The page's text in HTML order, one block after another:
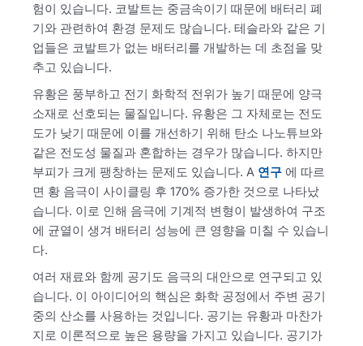
험이 있습니다. 코발트는 중금속이기 때문에 배터리 폐
기와 관련하여 환경 문제도 많습니다. 테슬라와 같은 기
업들은 코발트가 없는 배터리를 개발하는 데 초점을 맞
추고 있습니다.
유황은 풍부하고 전기 화학적 전위가 높기 때문에 양극
소재로 선호되는 물질입니다. 유황은 그 자체로는 전도
도가 낮기 때문에 이를 개선하기 위해 탄소 나노튜브와
같은 전도성 물질과 혼합하는 경우가 많습니다. 하지만
부피가 크게 팽창하는 문제도 있습니다. A 연구 에 따르
면 황 음극이 사이클링 후 170% 증가한 것으로 나타났
습니다. 이로 인해 음극에 기계적 변형이 발생하여 구조
에 균열이 생겨 배터리 성능에 큰 영향을 미칠 수 있습니
다.
여러 재료와 함께 공기도 음극의 대안으로 연구되고 있
습니다. 이 아이디어의 핵심은 화학 공정에서 주변 공기
중의 산소를 사용하는 것입니다. 공기는 유황과 마찬가
지로 이론적으로 높은 용량을 가지고 있습니다. 공기가